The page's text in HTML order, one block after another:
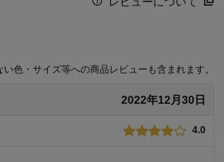
色・サイズ等への商品レビューも含まれます。
2022年12月30日
4.0